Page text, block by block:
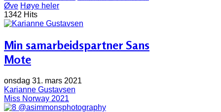
Øve Høye heler
1342 Hits
Min samarbeidspartner Sans
Mote
onsdag 31. mars 2021
Karianne Gustavsen
Miss Norway 2021
@asimmonsphotography